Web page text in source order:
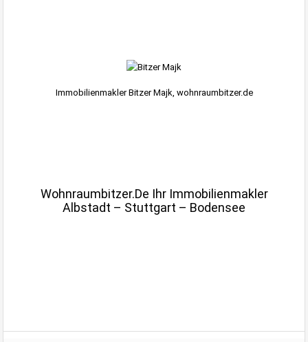
Immobilienmakler Bitzer Majk, wohnraumbitzer.de
Wohnraumbitzer.de Ihr Immobilienmakler
Albstadt – Stuttgart – Bodensee